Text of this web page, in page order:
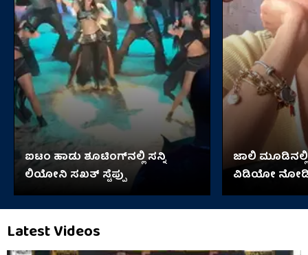
ಐಟಂ ಹಾಡು ಶೂಟಿಂಗ್​​ನಲ್ಲಿ ಸನ್ನಿ
ಲಿಯೋನಿ ಸಖತ್ ಸ್ಟೆಪ್ಪು
ಜಾಲಿ
ವಿಡಿಯೋ
Latest Videos